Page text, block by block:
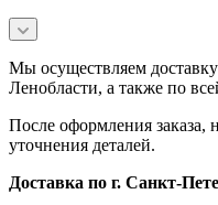
Мы осуществляем
Ленобласти, а также по
После оформления заказа,
уточнения деталей.
Доставка по г. Санкт-